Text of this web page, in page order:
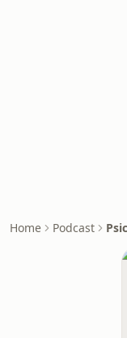
Home Podcast